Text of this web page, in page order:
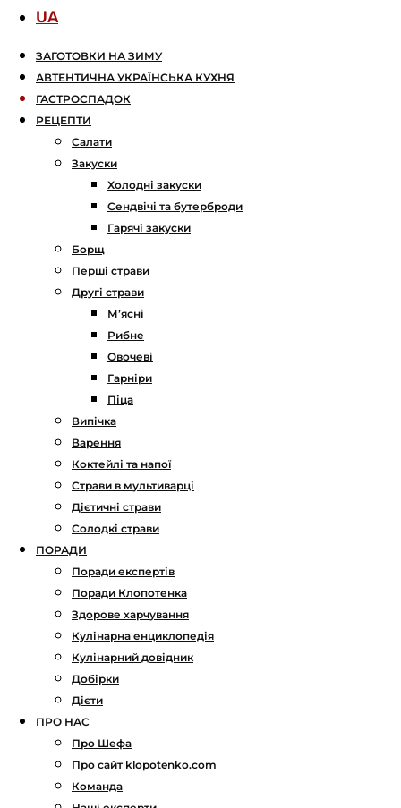
UA
ЗАГОТОВКИ НА ЗИМУ
АВТЕНТИЧНА УКРАЇНСЬКА КУХНЯ
ГАСТРОСПАДОК
РЕЦЕПТИ
Салати
Закуски
Холодні закуски
Сендвічі та бутерброди
Гарячі закуски
Борщ
Перші страви
Другі страви
М’ясні
Рибне
Овочеві
Гарніри
Піца
Випічка
Варення
Коктейлі та напої
Страви в мультиварці
Дієтичні страви
Солодкі страви
ПОРАДИ
Поради експертів
Поради Клопотенка
Здорове харчування
Кулінарна енциклопедія
Кулінарний довідник
Добірки
Дієти
ПРО НАС
Про Шефа
Про сайт klopotenko.com
Команда